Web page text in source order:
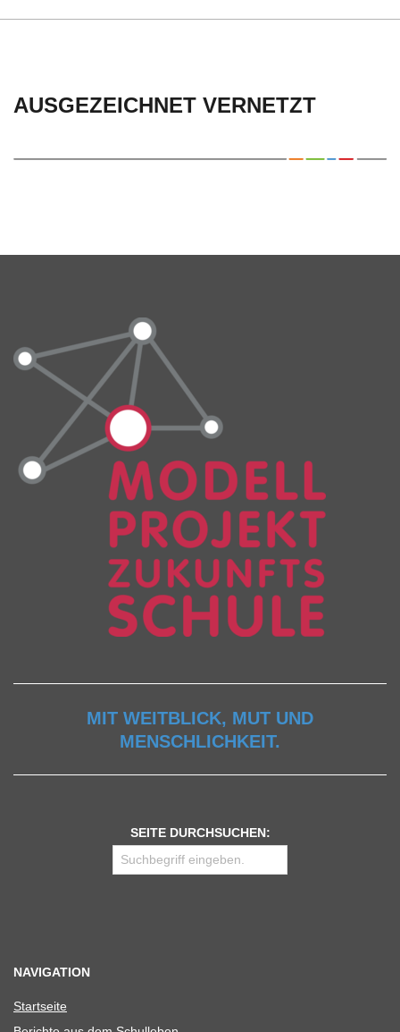
AUSGEZEICHNET VERNETZT
MIT WEITBLICK, MUT UND
MENSCHLICHKEIT.
SEITE DURCHSUCHEN:
NAVIGATION
Start­seite